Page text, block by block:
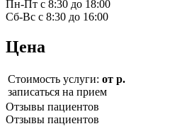
Пн-Пт с 8:30 до 18:00
Сб-Вс с 8:30 до 16:00
Цена
Стоимость услуги: от р.
записаться на прием
Отзывы пациентов
Отзывы пациентов